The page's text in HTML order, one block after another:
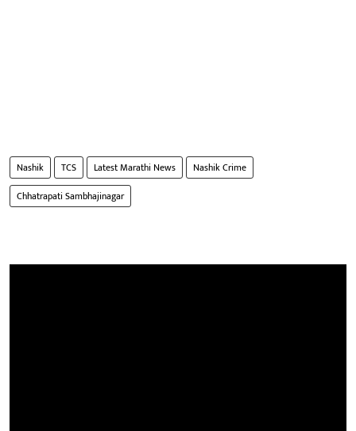
Nashik TCS Latest Marathi News
Nashik Crime
Chhatrapati Sambhajinagar